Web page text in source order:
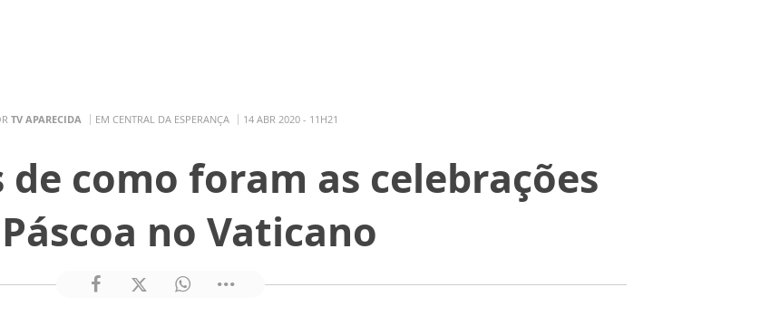
TV APARECIDA EM CENTRAL DA ESPERANÇA 14 ABR 2020 - 11H21
como foram as celebrações
no Vaticano